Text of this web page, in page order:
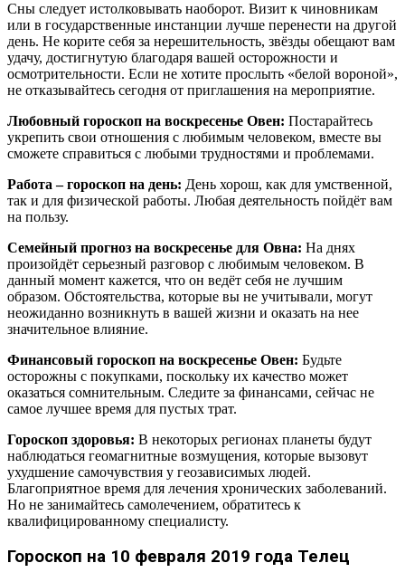
Сны следует истолковывать наоборот. Визит к чиновникам
или в государственные инстанции лучше перенести на другой
день. Не корите себя за нерешительность, звёзды обещают вам
удачу, достигнутую благодаря вашей осторожности и
осмотрительности. Если не хотите прослыть «белой вороной»,
не отказывайтесь сегодня от приглашения на мероприятие.
Любовный гороскоп на воскресенье Овен: Постарайтесь
укрепить свои отношения с любимым человеком, вместе вы
сможете справиться с любыми трудностями и проблемами.
Работа – гороскоп на день: День хорош, как для умственной,
так и для физической работы. Любая деятельность пойдёт вам
на пользу.
Семейный прогноз на воскресенье для Овна: На днях
произойдёт серьезный разговор с любимым человеком. В
данный момент кажется, что он ведёт себя не лучшим
образом. Обстоятельства, которые вы не учитывали, могут
неожиданно возникнуть в вашей жизни и оказать на нее
значительное влияние.
Финансовый гороскоп на воскресенье Овен: Будьте
осторожны с покупками, поскольку их качество может
оказаться сомнительным. Следите за финансами, сейчас не
самое лучшее время для пустых трат.
Гороскоп здоровья: В некоторых регионах планеты будут
наблюдаться геомагнитные возмущения, которые вызовут
ухудшение самочувствия у геозависимых людей.
Благоприятное время для лечения хронических заболеваний.
Но не занимайтесь самолечением, обратитесь к
квалифицированному специалисту.
Гороскоп на 10 февраля 2019 года Телец